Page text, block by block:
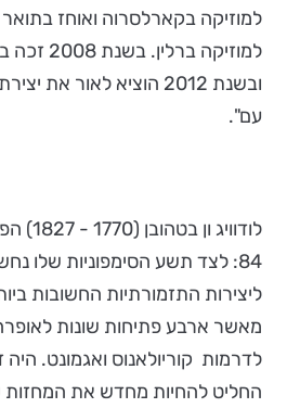
למוזיקה בקארלסרוה ואוחז
למוזיקה
ובשנת 2012 הוציא לאור
עם".
84: לצד תשע הסימפוניות שלו
ליצירות התזמורתיות החשובות
מאשר ארבע פתיחות שונות לאופרה
לדרמות קוריולאנוס ואגמונט.
החליט להחיות מחדש את המחזות